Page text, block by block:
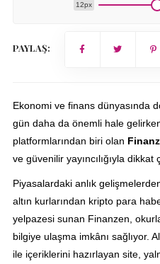
12px
PAYLAŞ:
Ekonomi ve finans dünyasında
gün daha da önemli hale
platformlarından biri olan
ve güvenilir yayıncılığıyla dikkat
Piyasalardaki anlık
altın kurlarından kripto para
yelpazesi sunan Finanzen,
bilgiye ulaşma imkânı sağlıyor.
ile içeriklerini hazırlayan site,